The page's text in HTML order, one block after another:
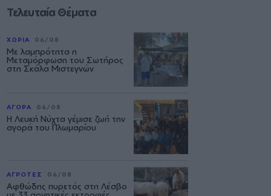
Τελευταία Θέματα
ΧΩΡΙΑ 06/08
Με λαμπρότητα η
Μεταμόρφωση του Σωτήρος
στη Σκάλα Μιστεγνών
ΑΓΟΡΑ 06/08
Η Λευκή Νύχτα γέμισε ζωή την
αγορά του Πλωμαρίου
ΑΓΡΟΤΕΣ 06/08
Αφθώδης πυρετός στη Λέσβο